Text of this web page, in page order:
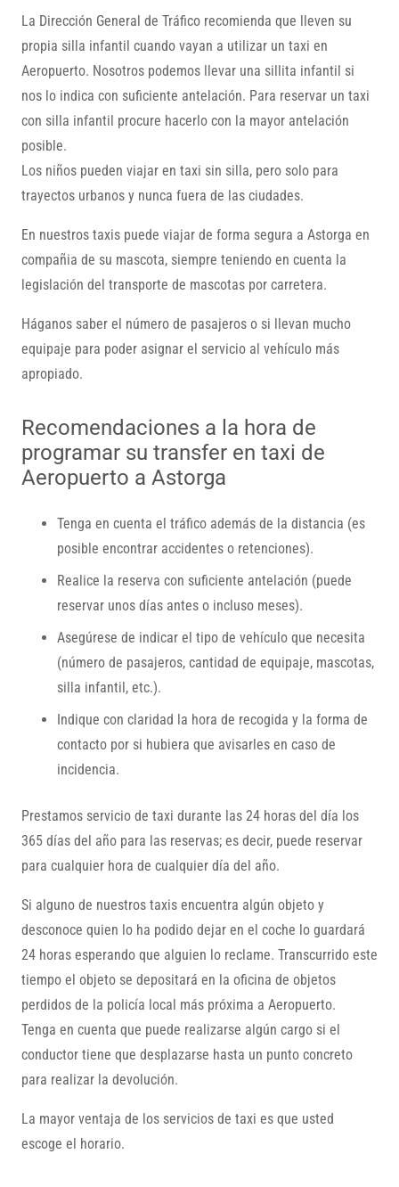
La Dirección General de Tráfico recomienda que lleven su
propia silla infantil cuando vayan a utilizar un taxi en
Aeropuerto. Nosotros podemos llevar una sillita infantil si
nos lo indica con suficiente antelación. Para reservar un taxi
con silla infantil procure hacerlo con la mayor antelación
posible.
Los niños pueden viajar en taxi sin silla, pero solo para
trayectos urbanos y nunca fuera de las ciudades.
En nuestros taxis puede viajar de forma segura a Astorga en
compañia de su mascota, siempre teniendo en cuenta la
legislación del transporte de mascotas por carretera.
Háganos saber el número de pasajeros o si llevan mucho
equipaje para poder asignar el servicio al vehículo más
apropiado.
Recomendaciones a la hora de
programar su transfer en taxi de
Aeropuerto a Astorga
Tenga en cuenta el tráfico además de la distancia (es
posible encontrar accidentes o retenciones).
Realice la reserva con suficiente antelación (puede
reservar unos días antes o incluso meses).
Asegúrese de indicar el tipo de vehículo que necesita
(número de pasajeros, cantidad de equipaje, mascotas,
silla infantil, etc.).
Indique con claridad la hora de recogida y la forma de
contacto por si hubiera que avisarles en caso de
incidencia.
Prestamos servicio de taxi durante las 24 horas del día los
365 días del año para las reservas; es decir, puede reservar
para cualquier hora de cualquier día del año.
Si alguno de nuestros taxis encuentra algún objeto y
desconoce quien lo ha podido dejar en el coche lo guardará
24 horas esperando que alguien lo reclame. Transcurrido este
tiempo el objeto se depositará en la oficina de objetos
perdidos de la policía local más próxima a Aeropuerto.
Tenga en cuenta que puede realizarse algún cargo si el
conductor tiene que desplazarse hasta un punto concreto
para realizar la devolución.
La mayor ventaja de los servicios de taxi es que usted
escoge el horario.